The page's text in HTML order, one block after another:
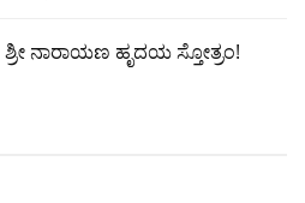
ಶ್ರೀ ನಾರಾಯಣ ಹೃದಯ ಸ್ತೋತ್ರಂ!